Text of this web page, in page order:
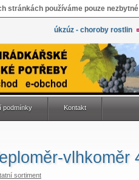
stránkách používáme pouze
úkzúz - choroby rostlin
podmínky Kontakt
vlhkoměr
sortiment